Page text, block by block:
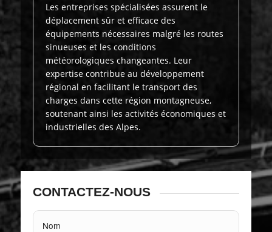
Les entreprises spécialisées assurent le
déplacement sûr et efficace des
équipements nécessaires malgré les routes
sinueuses et les conditions
météorologiques changeantes. Leur
expertise contribue au développement
régional en facilitant le transport des
charges dans cette région montagneuse,
soutenant ainsi les activités économiques et
industrielles des Alpes.
CONTACTEZ-NOUS